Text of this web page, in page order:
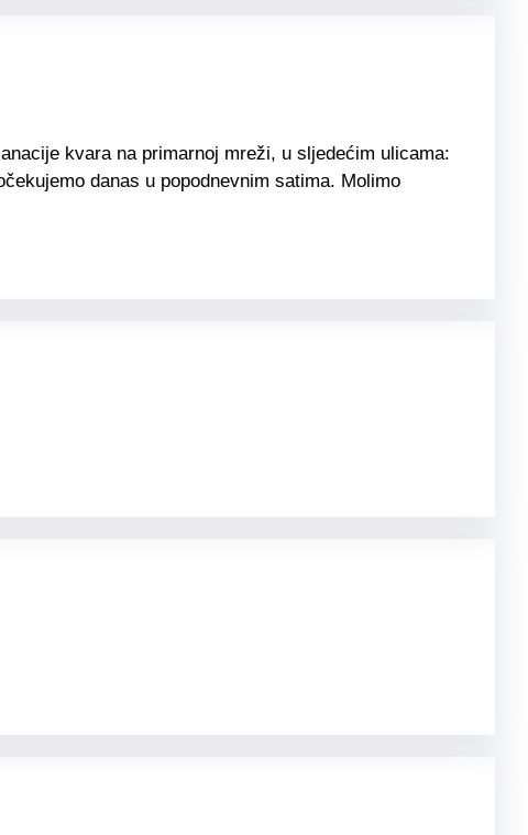
kvara na primarnoj mreži, u sljedećim ulicama:
danas u popodnevnim satima. Molimo